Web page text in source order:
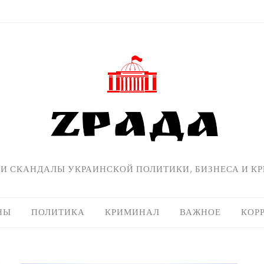
СКАНДАЛЫ УКРАИНСКОЙ ПОЛИТИКИ, БИЗНЕСА И
ПОЛИТИКА КРИМИНАЛ ВАЖНОЕ